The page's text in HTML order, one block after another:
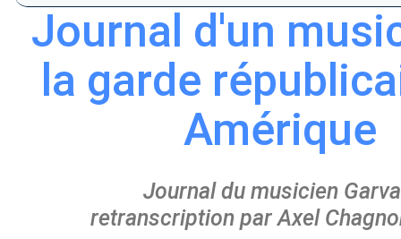
Journal d'un
la garde
Amérique
Journal du musicien
retranscription par Axel